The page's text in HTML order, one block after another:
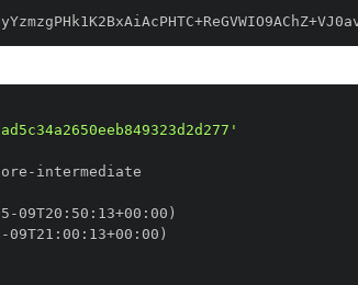
-
-09T20 : 50 : 13+00 :
-09T21 : 00 : 13+00 :